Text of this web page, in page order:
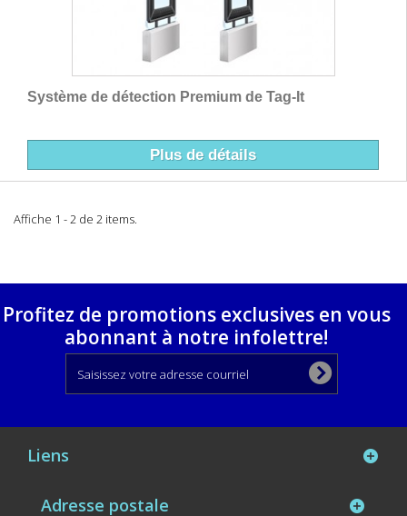
Système de détection Premium de Tag-It
Plus de détails
Affiche 1 - 2 de 2 items.
Profitez de promotions exclusives en vous
abonnant à notre infolettre!
Liens
Adresse postale